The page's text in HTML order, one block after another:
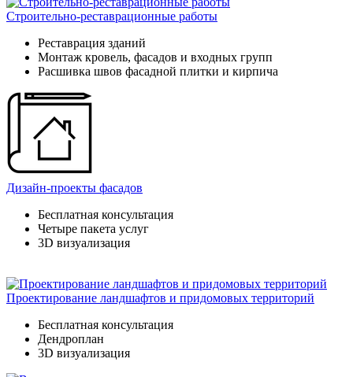
Строительно-реставрационные работы
Реставрация зданий
Монтаж кровель, фасадов и входных групп
Расшивка швов фасадной плитки и кирпича
Дизайн-проекты фасадов
Бесплатная консультация
Четыре пакета услуг
3D визуализация
Проектирование ландшафтов и придомовых территорий
Бесплатная консультация
Дендроплан
3D визуализация